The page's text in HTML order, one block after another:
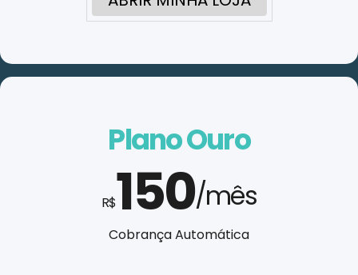
Plano Ouro
R$150/mês
Cobrança Automática